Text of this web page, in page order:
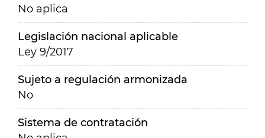
No aplica
Legislación nacional aplicable
Ley 9/2017
Sujeto a regulación armonizada
No
Sistema de contratación